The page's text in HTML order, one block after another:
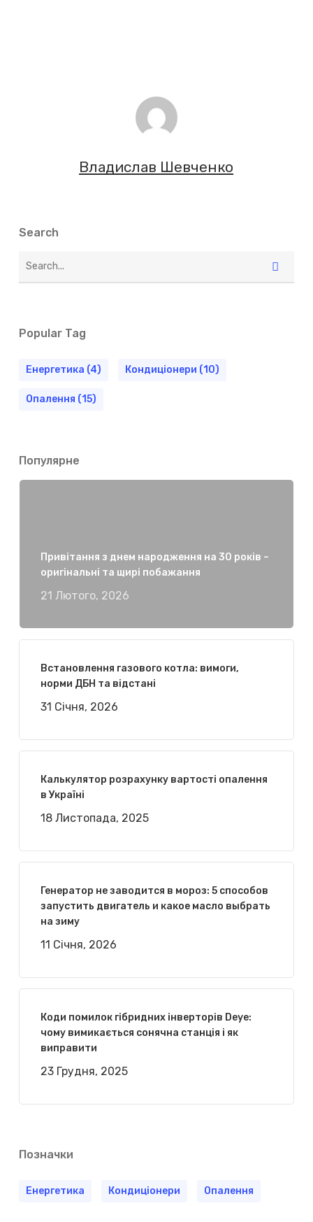
Владислав Шевченко
Search
Popular Tag
Енергетика (4) Кондиціонери (10)
Опалення (15)
Популярне
Привітання з днем народження на 30 років –
оригінальні та щирі побажання
21 Лютого, 2026
Встановлення газового котла: вимоги,
норми ДБН та відстані
31 Січня, 2026
Калькулятор розрахунку вартості опалення
в Україні
18 Листопада, 2025
Генератор не заводится в мороз: 5 способов
запустить двигатель и какое масло выбрать
на зиму
11 Січня, 2026
Коди помилок гібридних інверторів Deye:
чому вимикається сонячна станція і як
виправити
23 Грудня, 2025
Позначки
Енергетика Кондиціонери Опалення